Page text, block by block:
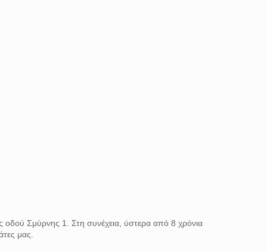
οδού Σμύρνης 1. Στη συνέχεια, ύστερα από 8 χρόνια
μας.